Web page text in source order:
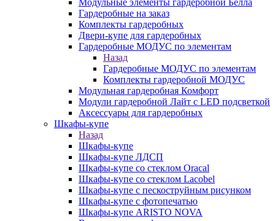
Модульные элементы гардеробной Белла
Гардеробные на заказ
Комплекты гардеробных
Двери-купе для гардеробных
Гардеробные МОДУС по элементам
Назад
Гардеробные МОДУС по элементам
Комплекты гардеробной МОДУС
Модульная гардеробная Комфорт
Модули гардеробной Лайт с LED подсветкой
Аксессуары для гардеробных
Шкафы-купе
Назад
Шкафы-купе
Шкафы-купе ЛДСП
Шкафы-купе со стеклом Oracal
Шкафы-купе со стеклом Lacobel
Шкафы-купе с пескоструйным рисунком
Шкафы-купе с фотопечатью
Шкафы-купе ARISTO NOVA